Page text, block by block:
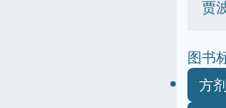
贾
图书
方